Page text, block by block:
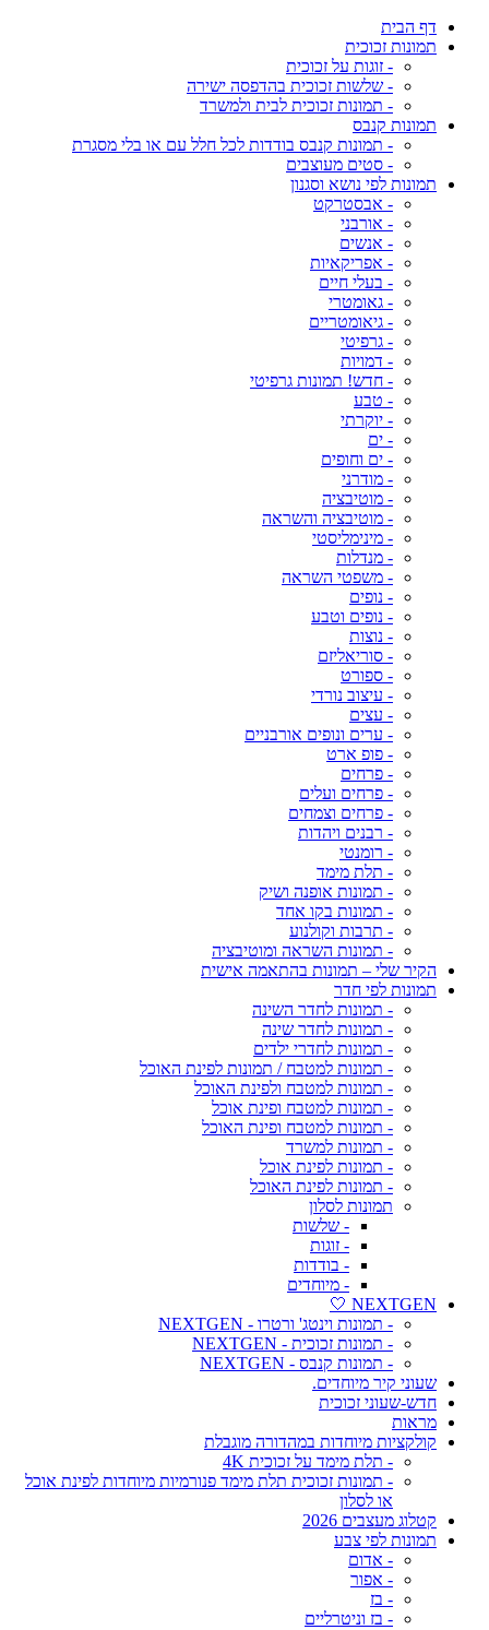
דף הבית
תמונות זכוכית
- זוגות על זכוכית
- שלשות זכוכית בהדפסה ישירה
- תמונות זכוכית לבית ולמשרד
תמונות קנבס
- תמונות קנבס בודדות לכל חלל עם או בלי מסגרת
- סטים מעוצבים
תמונות לפי נושא וסגנון
- אבסטרקט
- אורבני
- אנשים
- אפריקאיות
- בעלי חיים
- גאומטרי
- גיאומטריים
- גרפיטי
- דמויות
- חדש! תמונות גרפיטי
- טבע
- יוקרתי
- ים
- ים וחופים
- מודרני
- מוטיבציה
- מוטיבציה והשראה
- מינימליסטי
- מנדלות
- משפטי השראה
- נופים
- נופים וטבע
- נוצות
- סוריאליזם
- ספורט
- עיצוב נורדי
- עצים
- ערים ונופים אורבניים
- פופ ארט
- פרחים
- פרחים ועלים
- פרחים וצמחים
- רבנים ויהדות
- רומנטי
- תלת מימד
- תמונות אופנה ושיק
- תמונות בקו אחד
- תרבות וקולנוע
- תמונות השראה ומוטיבציה
הקיר שלי – תמונות בהתאמה אישית
תמונות לפי חדר
- תמונות לחדר השינה
- תמונות לחדר שינה
- תמונות לחדרי ילדים
- תמונות למטבח / תמונות לפינת האוכל
- תמונות למטבח ולפינת האוכל
- תמונות למטבח ופינת אוכל
- תמונות למטבח ופינת האוכל
- תמונות למשרד
- תמונות לפינת אוכל
- תמונות לפינת האוכל
תמונות לסלון
- שלשות
- זוגות
- בודדות
- מיוחדים
NEXTGEN 🤍
- תמונות וינטג' ורטרו - NEXTGEN
- תמונות זכוכית - NEXTGEN
- תמונות קנבס - NEXTGEN
שעוני קיר מיוחדים.
חדש-שעוני זכוכית
מראות
קולקציות מיוחדות במהדורה מוגבלת
- תלת מימד על זכוכית 4K
- תמונות זכוכית תלת מימד פנורמיות מיוחדות לפינת אוכל
או לסלון
קטלוג מעצבים 2026
תמונות לפי צבע
- אדום
- אפור
- בז
- בז וניטרליים